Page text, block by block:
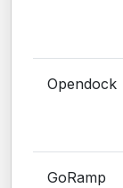
Opendock
GoRamp